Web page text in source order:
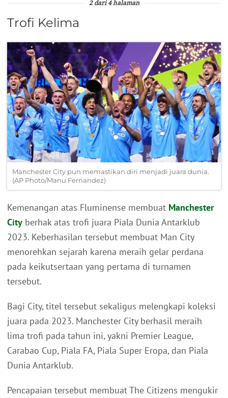
2 dari 4 halaman
Trofi Kelima
Manchester City pun memastikan diri menjadi juara dunia.
(AP Photo/Manu Fernandez)
Kemenangan atas Fluminense membuat Manchester
City berhak atas trofi juara Piala Dunia Antarklub
2023. Keberhasilan tersebut membuat Man City
menorehkan sejarah karena meraih gelar perdana
pada keikutsertaan yang pertama di turnamen
tersebut.
Bagi City, titel tersebut sekaligus melengkapi koleksi
juara pada 2023. Manchester City berhasil meraih
lima trofi pada tahun ini, yakni Premier League,
Carabao Cup, Piala FA, Piala Super Eropa, dan Piala
Dunia Antarklub.
Pencapaian tersebut membuat The Citizens mengukir